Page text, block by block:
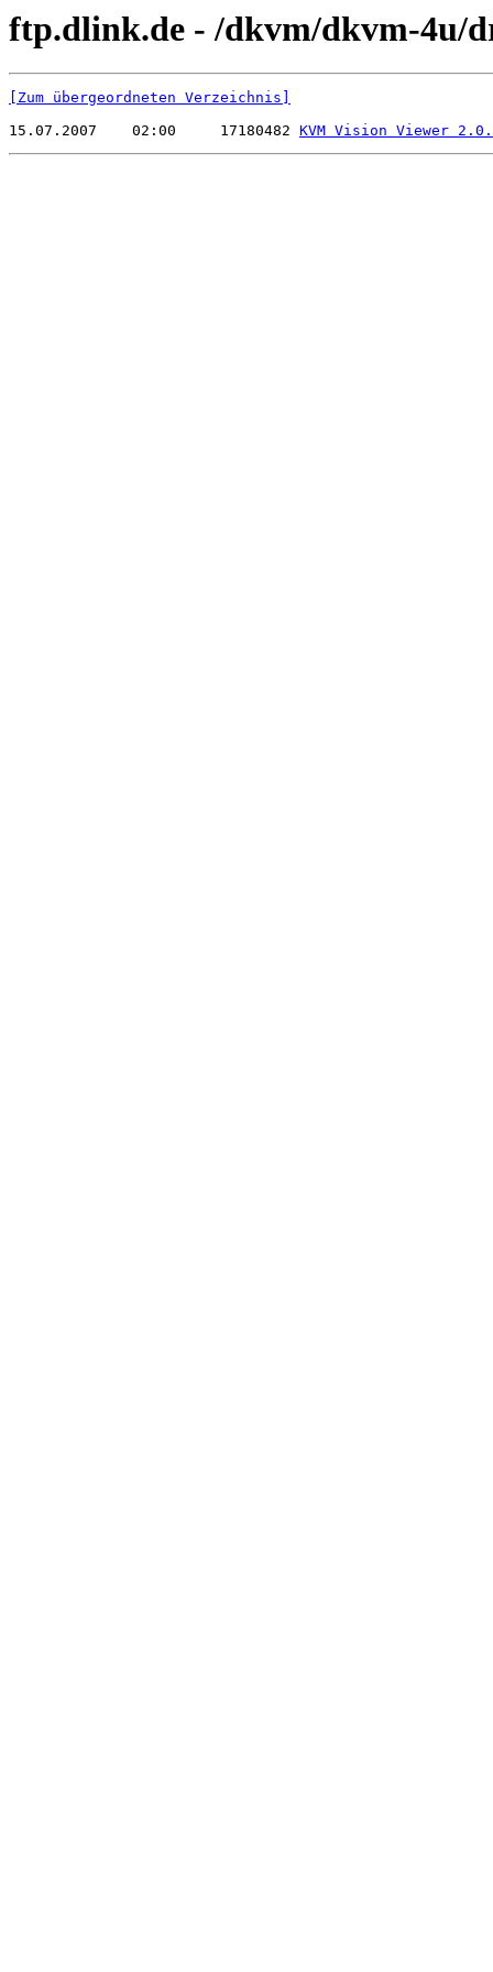
ftp.dlink.de - /dkvm/dkvm-4u/
[Zum übergeordneten Verzeichnis]
15.07.2007    02:00     17180482 KVM Vision Viewer